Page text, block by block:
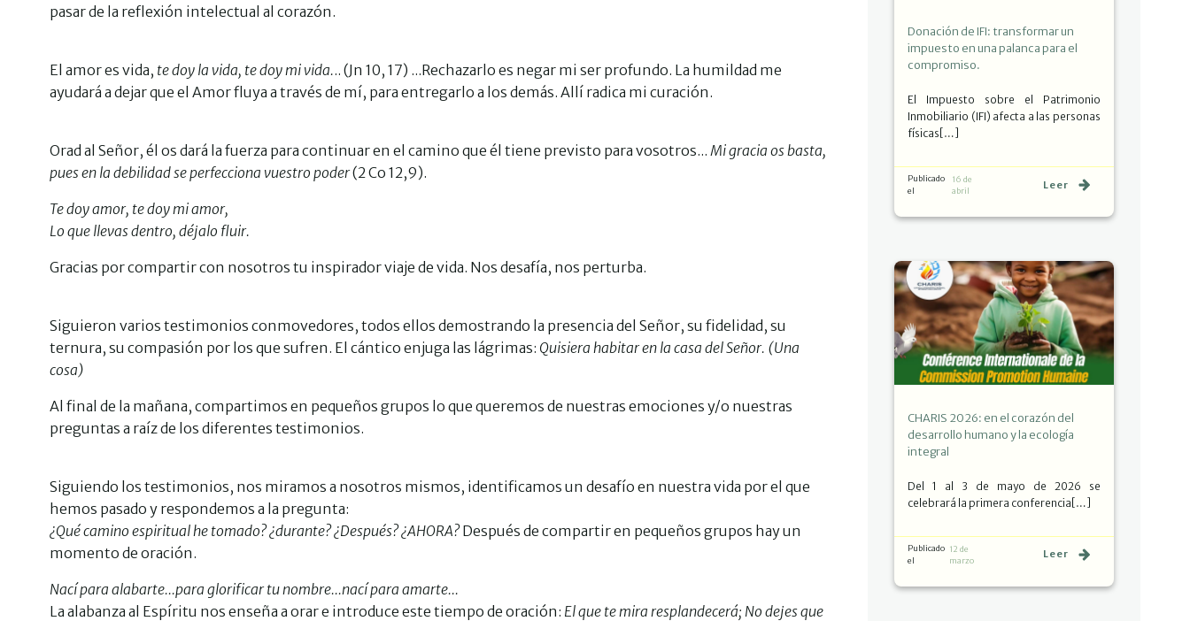
pasar de la reflexión intelectual al corazón.
El amor es vida, te doy la vida, te doy mi vida... (Jn 10, 17) ...Rechazarlo es negar mi ser profundo. La humildad me
ayudará a dejar que el Amor fluya a través de mí, para entregarlo a los demás. Allí radica mi curación.
Orad al Señor, él os dará la fuerza para continuar en el camino que él tiene previsto para vosotros... Mi gracia os basta,
pues en la debilidad se perfecciona vuestro poder(2 Co 12,9).
Te doy amor, te doy mi amor,
Lo que llevas dentro, déjalo fluir.
Gracias por compartir con nosotros tu inspirador viaje de vida. Nos desafía, nos perturba.
Siguieron varios testimonios conmovedores, todos ellos demostrando la presencia del Señor, su fidelidad, su
ternura, su compasión por los que sufren. El cántico enjuga las lágrimas: Quisiera habitar en la casa del Señor. (Una
cosa)
Al final de la mañana, compartimos en pequeños grupos lo que queremos de nuestras emociones y/o nuestras
preguntas a raíz de los diferentes testimonios.
Siguiendo los testimonios, nos miramos a nosotros mismos, identificamos un desafío en nuestra vida por el que
hemos pasado y respondemos a la pregunta:
¿Qué camino espiritual he tomado? ¿durante? ¿Después? ¿AHORA?Después de compartir en pequeños grupos hay un
momento de oración.
Nací para alabarte...para glorificar tu nombre...nací para amarte...
La alabanza al Espíritu nos enseña a orar e introduce este tiempo de oración: El que te mira resplandecerá; No dejes que
Donación de IFI: transformar un
impuesto en una palanca para el
compromiso.
El Impuesto sobre el Patrimonio
Inmobiliario (IFI) afecta a las personas
físicas[…]
Publicado
el
16 de
abril
Leer
CHARIS 2026: en el corazón del
desarrollo humano y la ecología
integral
Del 1 al 3 de mayo de 2026 se
celebrará la primera conferencia[…]
Publicado
el
12 de
marzo
Leer